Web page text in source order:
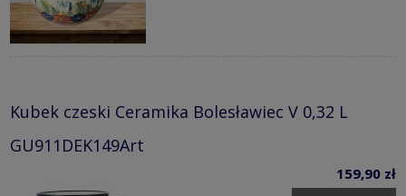
Kubek czeski Ceramika Bolesławiec V 0,32 L
GU911DEK149Art
159,90 zł